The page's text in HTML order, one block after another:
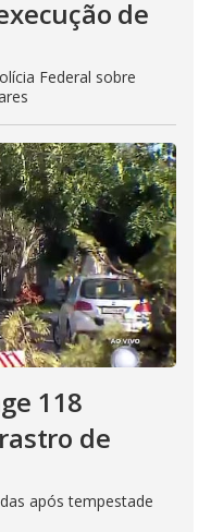
de
Federal sobre
118
de
após tempestade